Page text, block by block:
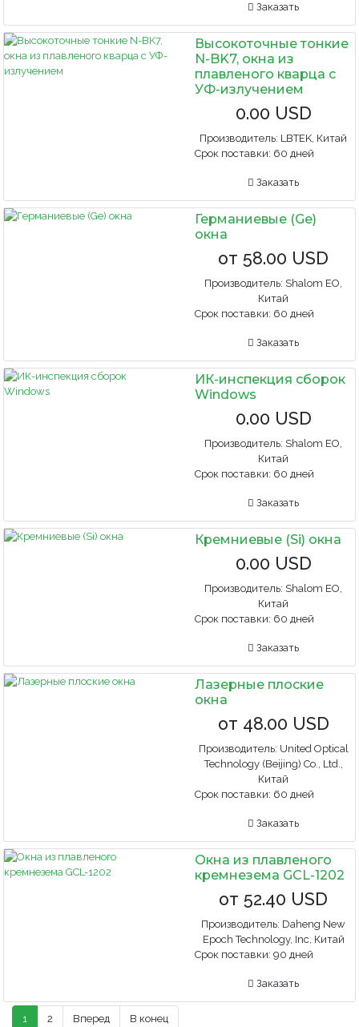
Заказать
Высокоточные тонкие
N-BK7, окна из
плавленого кварца с
УФ-излучением
0.00 USD
Производитель: LBTEK, Китай
Срок поставки: 60 дней
Заказать
Германиевые (Ge)
окна
от 58.00 USD
Производитель: Shalom EO,
Китай
Срок поставки: 60 дней
Заказать
ИК-инспекция сборок
Windows
0.00 USD
Производитель: Shalom EO,
Китай
Срок поставки: 60 дней
Заказать
Кремниевые (Si) окна
0.00 USD
Производитель: Shalom EO,
Китай
Срок поставки: 60 дней
Заказать
Лазерные плоские
окна
от 48.00 USD
Производитель: United Optical
Technology (Beijing) Co., Ltd.,
Китай
Срок поставки: 60 дней
Заказать
Окна из плавленого
кремнезема GCL-1202
от 52.40 USD
Производитель: Daheng New
Epoch Technology, Inc, Китай
Срок поставки: 90 дней
Заказать
1 2 Вперед В конец